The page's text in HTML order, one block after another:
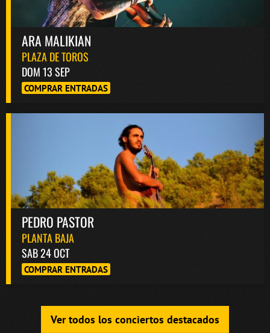
ARA MALIKIAN
PLAZA DE TOROS
DOM 13 SEP
COMPRAR ENTRADAS
PEDRO PASTOR
PLANTA BAJA
SAB 24 OCT
COMPRAR ENTRADAS
Ver todos los conciertos destacados